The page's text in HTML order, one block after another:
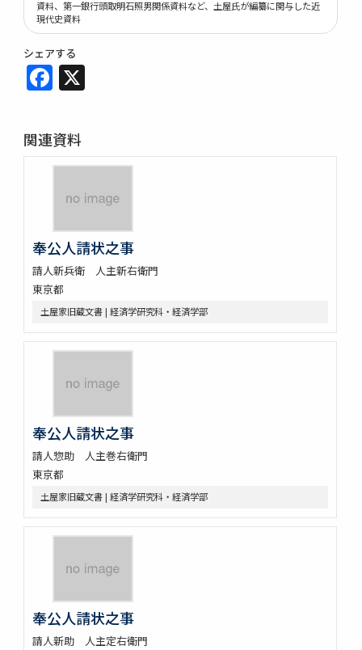
資料、第一銀行頭取明石照男関係資料など、土屋氏が編纂に関与した近
現代史資料
シェアする
Facebook
関連資料
奉公人請状之事
請人新兵衛 人主新右衛門
東京都
土屋家旧蔵文書 | 経済学研究科・経済学部
奉公人請状之事
請人惣助 人主巻右衛門
東京都
土屋家旧蔵文書 | 経済学研究科・経済学部
奉公人請状之事
請人新助 人主定右衛門